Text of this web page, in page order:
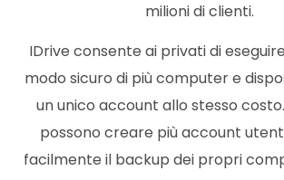
milioni di clienti.
IDrive consente ai privati di
modo sicuro di più computer e
un unico account allo stesso
possono creare più account
facilmente il backup dei propri